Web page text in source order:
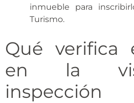
inmueble para
Turismo.
Qué verifica
en la
inspección